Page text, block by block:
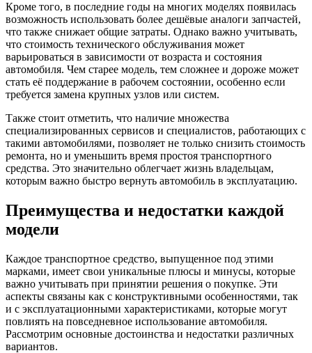
Кроме того, в последние годы на многих моделях появилась
возможность использовать более дешёвые аналоги запчастей,
что также снижает общие затраты. Однако важно учитывать,
что стоимость технического обслуживания может
варьироваться в зависимости от возраста и состояния
автомобиля. Чем старее модель, тем сложнее и дороже может
стать её поддержание в рабочем состоянии, особенно если
требуется замена крупных узлов или систем.
Также стоит отметить, что наличие множества
специализированных сервисов и специалистов, работающих с
такими автомобилями, позволяет не только снизить стоимость
ремонта, но и уменьшить время простоя транспортного
средства. Это значительно облегчает жизнь владельцам,
которым важно быстро вернуть автомобиль в эксплуатацию.
Преимущества и недостатки каждой
модели
Каждое транспортное средство, выпущенное под этими
марками, имеет свои уникальные плюсы и минусы, которые
важно учитывать при принятии решения о покупке. Эти
аспекты связаны как с конструктивными особенностями, так
и с эксплуатационными характеристиками, которые могут
повлиять на повседневное использование автомобиля.
Рассмотрим основные достоинства и недостатки различных
вариантов.